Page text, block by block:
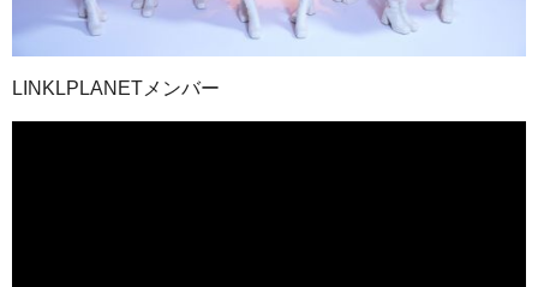
LINKLPLANETメンバー